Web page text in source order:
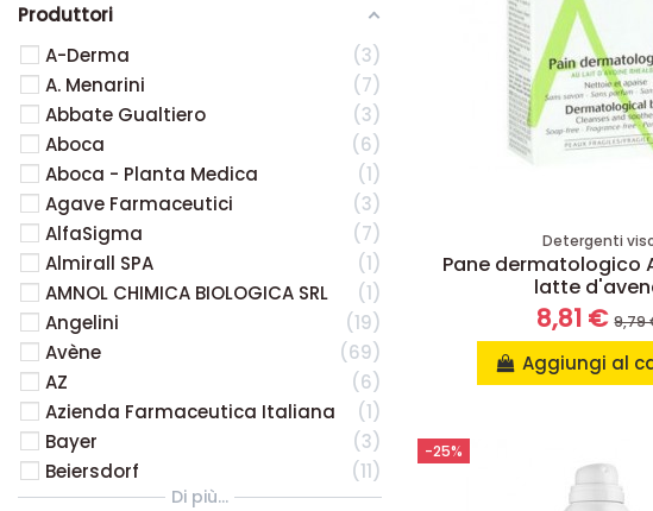
Detergenti
Pane dermatologico
latte
8,81 €9,79
Aggiungi al
-25%
Produttori
A-Derma
3
A. Menarini
7
Abbate Gualtiero
3
Aboca
6
Aboca - Planta Medica
1
Agave Farmaceutici
3
AlfaSigma
7
Almirall SPA
1
AMNOL CHIMICA BIOLOGICA SRL
1
Angelini
19
Avène
69
AZ
6
Azienda Farmaceutica Italiana
1
Bayer
3
Beiersdorf
11
Di più...